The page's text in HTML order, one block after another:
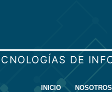
INICIO NOSOTROS